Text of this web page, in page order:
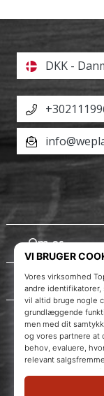
Om os
Kundeservice
DKK -